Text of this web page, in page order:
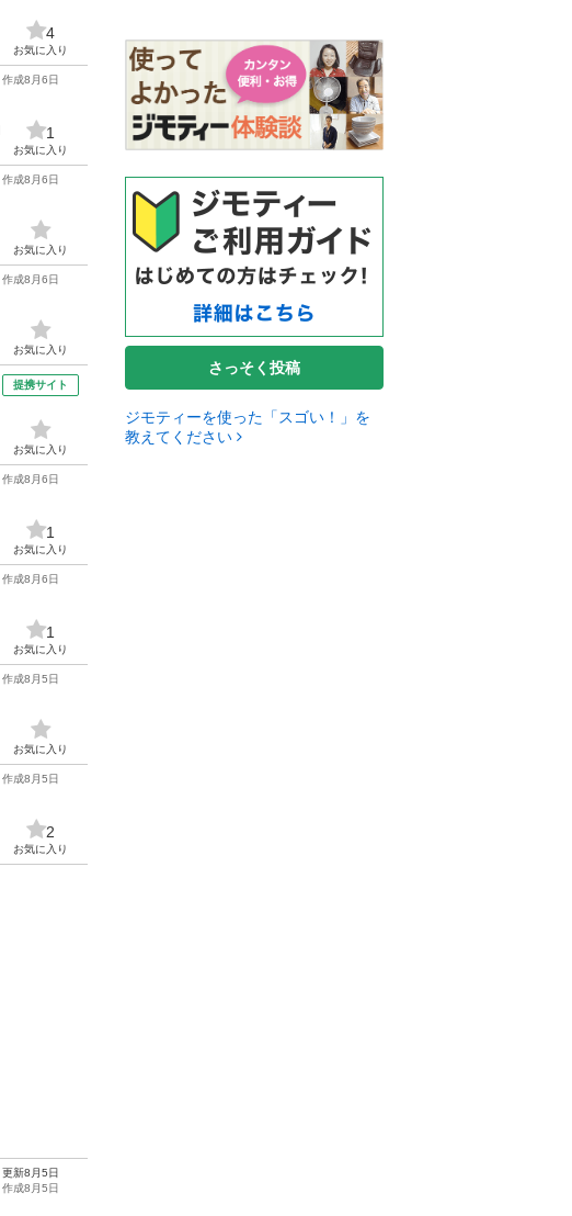
4
お気に入り
作成8月6日
1
お気に入り
作成8月6日
お気に入り
作成8月6日
お気に入り
提携サイト
お気に入り
作成8月6日
1
お気に入り
作成8月6日
1
お気に入り
作成8月5日
お気に入り
作成8月5日
2
お気に入り
更新8月5日
作成8月5日
さっそく投稿
ジモティーを使った「スゴい！」を
教えてください